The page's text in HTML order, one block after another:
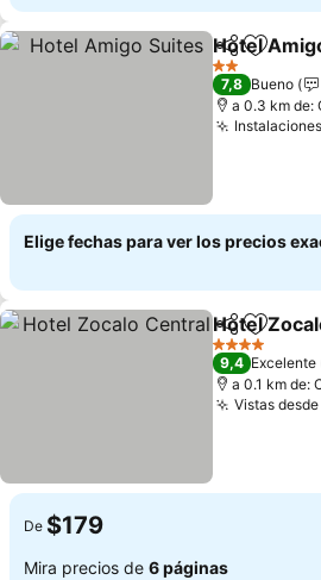
Compartir
Hotel
2 Estrellas
7,8 Bueno
a 0.3 km de:
Elige fechas para ver los precios
Compartir
Hotel
4 Estrellas
9,4 Excelente
a 0.1 km de:
Vistas
De $179
Mira precios de 6 páginas